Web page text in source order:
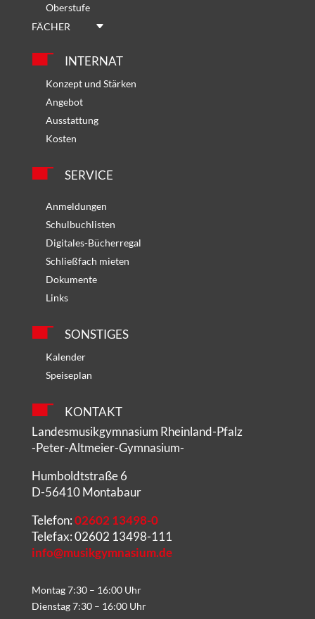
Oberstufe
FÄCHER
INTERNAT
Konzept und Stärken
Angebot
Ausstattung
Kosten
SERVICE
Anmeldungen
Schulbuchlisten
Digitales-Bücherregal
Schließfach mieten
Dokumente
Links
SONSTIGES
Kalender
Speiseplan
KONTAKT
Landesmusikgymnasium Rheinland-Pfalz
-Peter-Altmeier-Gymnasium-
Humboldtstraße 6
D-56410 Montabaur
Telefon:02602 13498-0
Telefax: 02602 13498-111
info@musikgymnasium.de
Montag 7:30 – 16:00 Uhr
Dienstag 7:30 – 16:00 Uhr